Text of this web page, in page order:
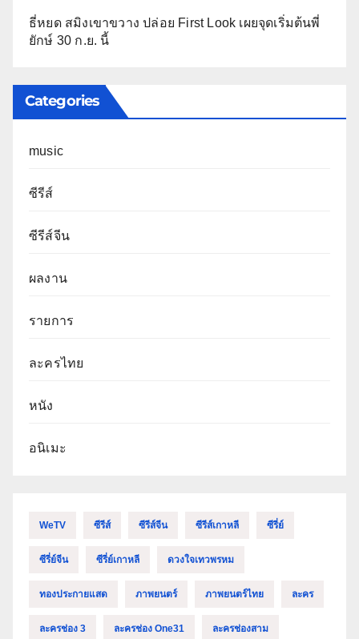
ธี่หยด สมิงเขาขวาง ปล่อย First Look เผยจุดเริ่มต้นพี่
ยักษ์ 30 ก.ย. นี้
Categories
music
ซีรีส์
ซีรีส์จีน
ผลงาน
รายการ
ละครไทย
หนัง
อนิเมะ
WeTV ซีรีส์ ซีรีส์จีน ซีรีส์เกาหลี ซีรี่ย์
ซีรี่ย์จีน ซีรี่ย์เกาหลี ดวงใจเทวพรหม
ทองประกายแสด ภาพยนตร์ ภาพยนตร์ไทย ละคร
ละครช่อง 3 ละครช่อง One31 ละครช่องสาม